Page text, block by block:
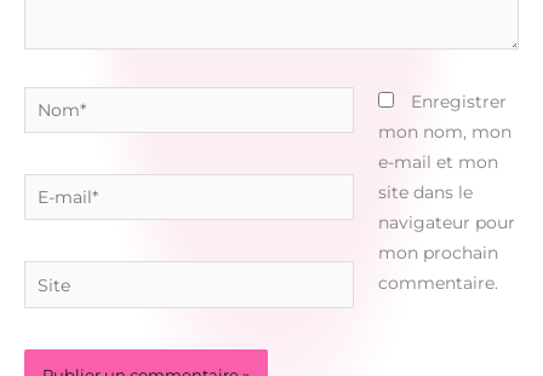
Nom*
E-
mail*
Site
Enregistrer
mon nom, mon
e-mail et mon
site dans le
navigateur pour
mon prochain
commentaire.